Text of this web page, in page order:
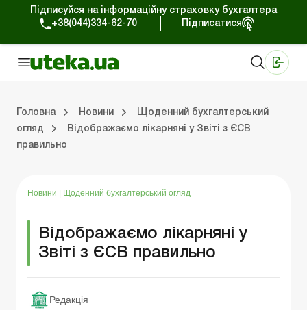
Підписуйся на інформаційну страховку бухгалтера
+38(044)334-62-70
Підписатися
Головна Новини
Щоденний бухгалтерський
огляд
Відображаємо лікарняні у Звіті з ЄСВ
правильно
Новини Щоденний бухгалтерський огляд
Відображаємо лікарняні у
Звіті з ЄСВ правильно
Редакція